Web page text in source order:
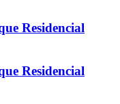
Residencial
Residencial